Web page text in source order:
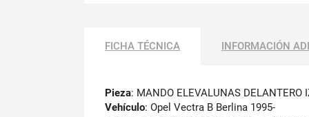
FICHA TÉCNICA INFORMACIÓN
Pieza: MANDO ELEVALUNAS DELANTERO
Vehículo: Opel Vectra B Berlina 1995-